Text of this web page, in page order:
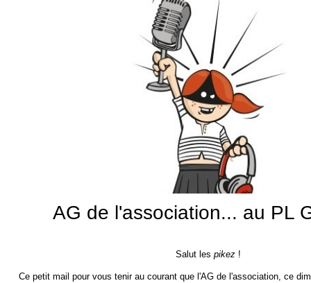
AG de l'association... au PL
Salut les pikez !
Ce petit mail pour vous tenir au courant que l'AG de l'association, ce